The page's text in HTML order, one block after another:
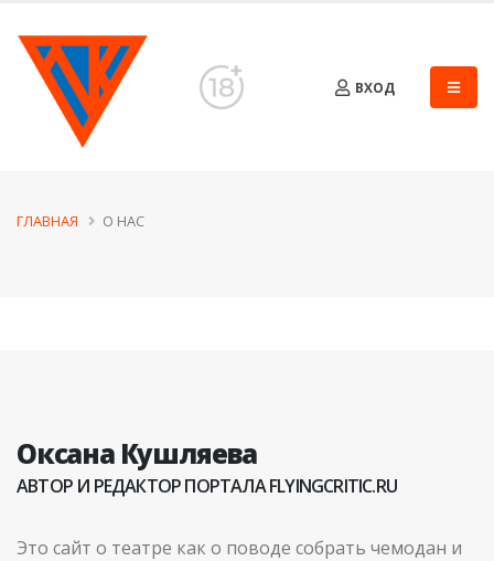
ВХОД
ГЛАВНАЯ О НАС
Оксана Кушляева
АВТОР И РЕДАКТОР ПОРТАЛА FLYINGCRITIC.RU
Это сайт о театре как о поводе собрать чемодан и